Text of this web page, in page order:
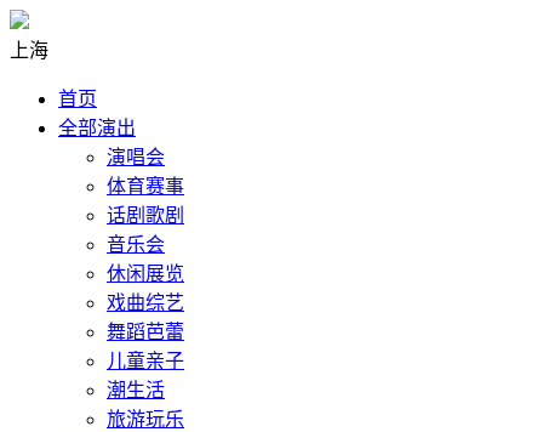
上海
首页
全部演出
演唱会
体育赛事
话剧歌剧
音乐会
休闲展览
戏曲综艺
舞蹈芭蕾
儿童亲子
潮生活
旅游玩乐